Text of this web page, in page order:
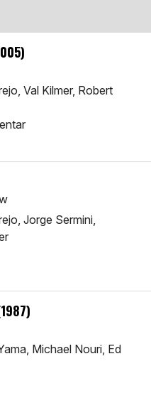
Val Kilmer, Robert
Jorge Sermini,
Michael Nouri, Ed